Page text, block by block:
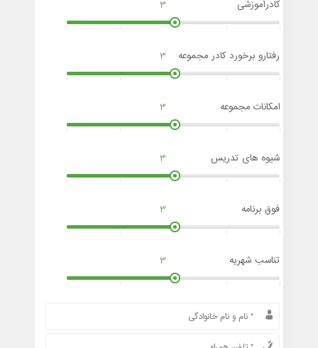
کادرآموزشی 3
رفتارو برخورد کادر مجموعه 3
امکانات مجموعه 3
شیوه های تدریس 3
فوق برنامه 3
تناسب شهریه 3